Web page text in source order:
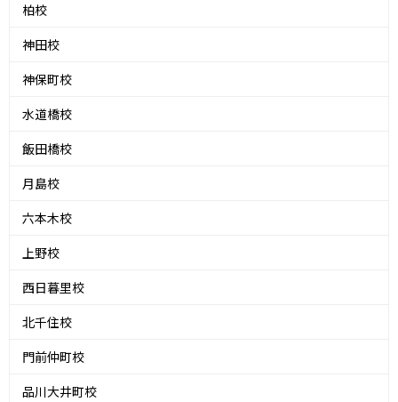
柏校
神田校
神保町校
水道橋校
飯田橋校
月島校
六本木校
上野校
西日暮里校
北千住校
門前仲町校
品川大井町校